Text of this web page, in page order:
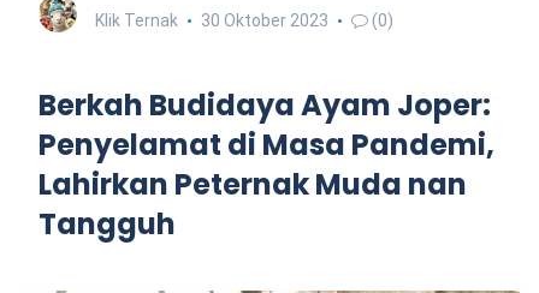
Klik Ternak 30 Oktober 2023 (0)
Berkah Budidaya Ayam Joper:
Penyelamat di Masa Pandemi,
Lahirkan Peternak Muda nan
Tangguh